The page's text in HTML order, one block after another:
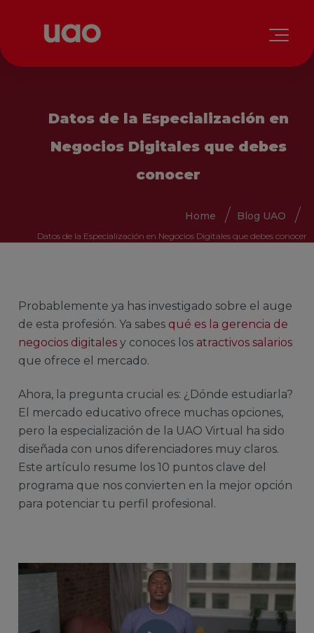
Datos de la Especialización en
Negocios Digitales que debes
conocer
Home Blog UAO
Datos de la Especialización en Negocios Digitales que debes conocer
Probablemente ya has investigado sobre el auge
de esta profesión. Ya sabes qué es la gerencia de
negocios digitales y conoces los atractivos salarios
que ofrece el mercado.
Ahora, la pregunta crucial es: ¿Dónde estudiarla?
El mercado educativo ofrece muchas opciones,
pero la especialización de la UAO Virtual ha sido
diseñada con unos diferenciadores muy claros.
Este artículo resume los 10 puntos clave del
programa que nos convierten en la mejor opción
para potenciar tu perfil profesional.